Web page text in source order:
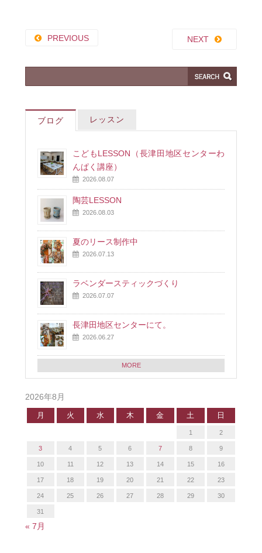
PREVIOUS NEXT
ブログ レッスン
こどもLESSON（長津田地区センターわ
んぱく講座）
2026.08.07
陶芸LESSON
2026.08.03
夏のリース制作中
2026.07.13
ラベンダースティックづくり
2026.07.07
長津田地区センターにて。
2026.06.27
MORE
2026年8月
月 火 水 木 金 土 日
1 2
3 4 5 6 7 8 9
10 11 12 13 14 15 16
17 18 19 20 21 22 23
24 25 26 27 28 29 30
31
« 7月